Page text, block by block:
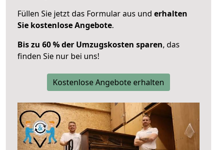
Füllen Sie jetzt das Formular aus und erhalten
Sie kostenlose Angebote.
Bis zu 60 % der Umzugskosten sparen, das
finden Sie nur bei uns!
Kostenlose Angebote erhalten